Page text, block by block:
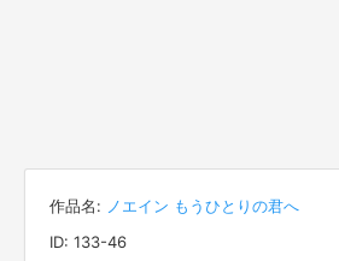
作品名: ノエイン もうひとりの君へ
ID: 133-46